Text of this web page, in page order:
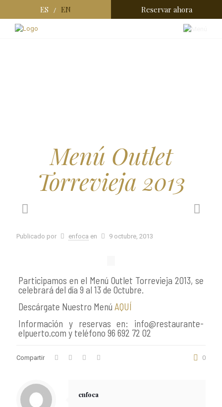
ES / EN Reservar ahora
Menú Outlet
Torrevieja 2013
Publicado por enfoca en 9 octubre, 2013
Participamos en el Menú Outlet Torrevieja 2013, se
celebrará del día 9 al 13 de Octubre.
Descárgate Nuestro Menú AQUÍ
Información y reservas en: info@restaurante-
elpuerto.com y teléfono 96 692 72 02
Compartir 0
enfoca